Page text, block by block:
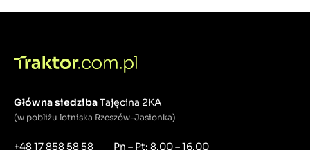
Główna siedzibaTajęcina 2KA
(w pobliżu lotniska Rzeszów-Jasionka)
+48 17 858 58 58 Pn – Pt: 8.00 – 16.00